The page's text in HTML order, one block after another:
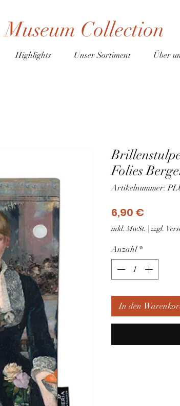
Collection
Highlights Unser Sortiment Über
Folies
Artikelnummer:
6,90 €
inkl. MwSt. | zzgl.
Anzahl *
In den